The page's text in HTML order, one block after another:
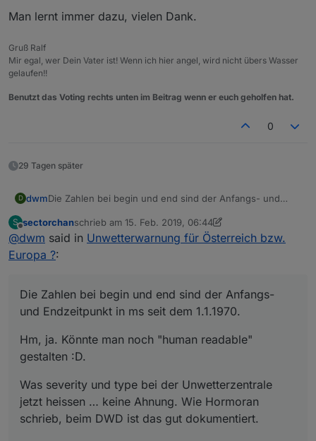
Man lernt immer dazu, vielen Dank.
Gruß Ralf
Mir egal, wer Dein Vater ist! Wenn ich hier angel, wird nicht übers Wasser
gelaufen!!
Benutzt das Voting rechts unten im Beitrag wenn er euch geholfen hat.
0
29 Tagen später
D dwmDie Zahlen bei begin und end sind der Anfangs- und
Hm, ja. Könnte man noch "human readable" gestalten :D.
Was severity und type bei der Unwetterzentrale jetzt
im Nebel stochern. Mal sehen, ob sich da nicht im Netz
eine Doku findet...
Ein Bug ist auch noch drin ... das "object" sollte
eigentlich das JSON der Warnung zeigen.
! ```
var AdapterId = "javascript.0"; var
= true; var numOfWarnings = 3; ! var
warncellid = 'UWZDE92540'; // HIER DIE
EIGENE AREA ID eintragen! !
//======================================
S
Offline
sectorchanschrieb am 15. Feb. 2019, 06:44
zuletzt editiert von sectorchan
@dwm said in Unwetterwarnung für Österreich bzw.
Europa ?:
Die Zahlen bei begin und end sind der Anfangs-
und Endzeitpunkt in ms seit dem 1.1.1970.
Hm, ja. Könnte man noch "human readable"
gestalten :D.
Was severity und type bei der Unwetterzentrale
jetzt heissen … keine Ahnung. Wie Hormoran
schrieb, beim DWD ist das gut dokumentiert.